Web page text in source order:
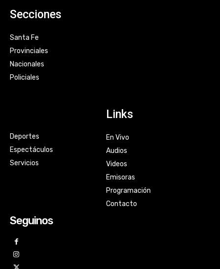
Secciones
Santa Fe
Provinciales
Nacionales
Policiales
Deportes
Espectáculos
Servicios
Links
En Vivo
Audios
Videos
Emisoras
Programación
Contacto
Seguinos